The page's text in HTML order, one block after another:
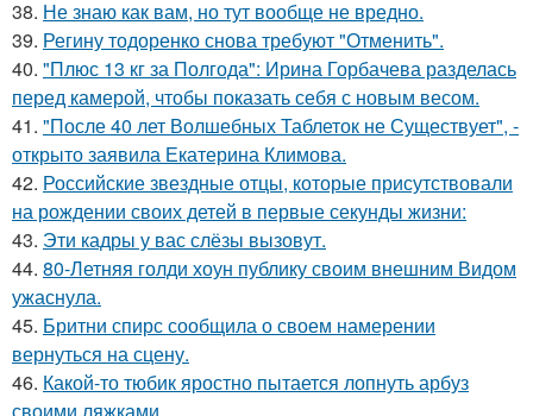
38. Не знаю как вам, но тут вообще не вредно.
39. Регину тодоренко снова требуют "Отменить".
40. "Плюс 13 кг за Полгода": Ирина Горбачева разделась
перед камерой, чтобы показать себя с новым весом.
41. "После 40 лет Волшебных Таблеток не Существует", -
открыто заявила Екатерина Климова.
42. Российские звездные отцы, которые присутствовали
на рождении своих детей в первые секунды жизни:
43. Эти кадры у вас слёзы вызовут.
44. 80-Летняя голди хоун публику своим внешним Видом
ужаснула.
45. Бритни спирс сообщила о своем намерении
вернуться на сцену.
46. Какой-то тюбик яростно пытается лопнуть арбуз